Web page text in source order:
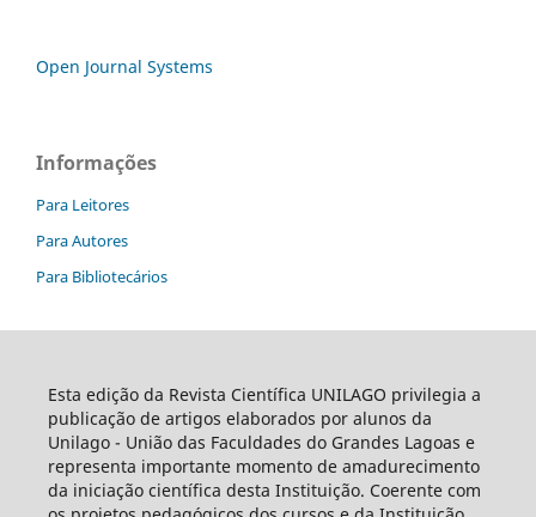
Open Journal Systems
Informações
Para Leitores
Para Autores
Para Bibliotecários
Esta edição da Revista Científica UNILAGO privilegia a
publicação de artigos elaborados por alunos da
Unilago - União das Faculdades do Grandes Lagoas e
representa importante momento de amadurecimento
da iniciação científica desta Instituição. Coerente com